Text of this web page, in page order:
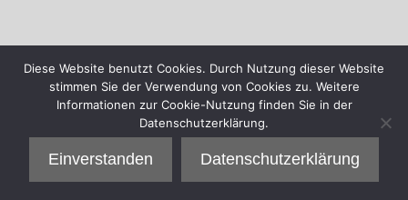
Diese Website benutzt Cookies. Durch Nutzung dieser Website
stimmen Sie der Verwendung von Cookies zu. Weitere
Informationen zur Cookie-Nutzung finden Sie in der
Datenschutzerklärung.
Einverstanden Datenschutzerklärung